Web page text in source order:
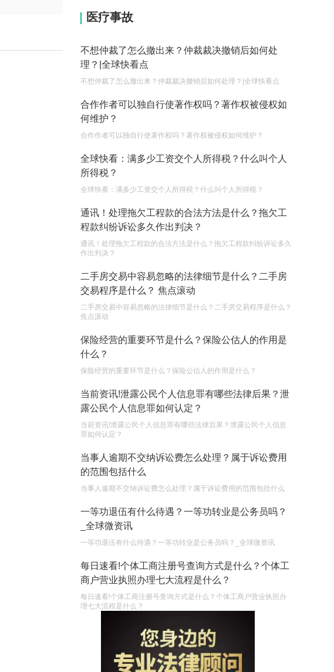
代理权的产生原因是什么？当我国没有外贸经营权
权利和责任是什么？
2023-05-04
单纯的遗产赠要缴税吗？
遗产继承必须要公证吗？
继承遗产的份额怎么分配？
2023-05-05
医疗事故
不想仲裁了怎么撤出来？仲裁裁决撤销后如何处
理？|全球快看点
不想仲裁了怎么撤出来？仲裁裁决撤销后如何处理？|全球快看点
合作作者可以独自行使著作权吗？著作权被侵权如
何维护？
合作作者可以独自行使著作权吗？著作权被侵权如何维护？
全球快看：满多少工资交个人所得税？什么叫个人
所得税？
全球快看：满多少工资交个人所得税？什么叫个人所得税？
通讯！处理拖欠工程款的合法方法是什么？拖欠工
程款纠纷诉讼多久作出判决？
通讯！处理拖欠工程款的合法方法是什么？拖欠工程款纠纷诉讼多久
作出判决？
二手房交易中容易忽略的法律细节是什么？二手房
交易程序是什么？ 焦点滚动
二手房交易中容易忽略的法律细节是什么？二手房交易程序是什么？
焦点滚动
保险经营的重要环节是什么？保险公估人的作用是
什么？
保险经营的重要环节是什么？保险公估人的作用是什么？
当前资讯!泄露公民个人信息罪有哪些法律后果？泄
露公民个人信息罪如何认定？
当前资讯!泄露公民个人信息罪有哪些法律后果？泄露公民个人信息
罪如何认定？
当事人逾期不交纳诉讼费怎么处理？属于诉讼费用
的范围包括什么
当事人逾期不交纳诉讼费怎么处理？属于诉讼费用的范围包括什么
一等功退伍有什么待遇？一等功转业是公务员吗？
_全球微资讯
一等功退伍有什么待遇？一等功转业是公务员吗？_全球微资讯
每日速看!个体工商注册号查询方式是什么？个体工
商户营业执照办理七大流程是什么？
每日速看!个体工商注册号查询方式是什么？个体工商户营业执照办
理七大流程是什么？